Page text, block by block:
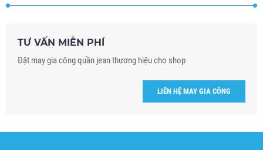
TƯ VẤN MIỄN PHÍ
Đặt may gia công quần jean thương hiệu cho shop
LIÊN HỆ MAY GIA CÔNG